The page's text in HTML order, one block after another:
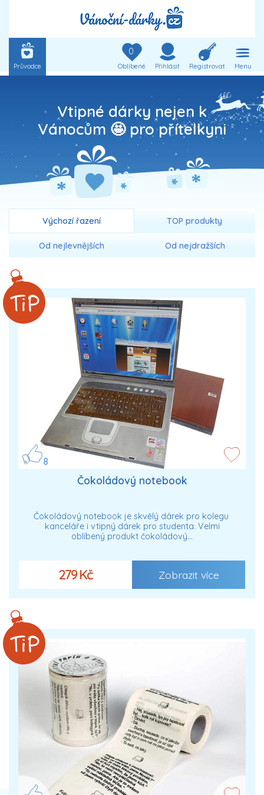
Průvodce
0
Oblíbené Přihlásit Registrovat Menu
Vtipné dárky nejen k
Vánocům 🤩 pro přítelkyni
Výchozí řazení TOP produkty
Od nejlevnějších Od nejdražších
8
Čokoládový notebook
Čokoládový notebook je skvělý dárek pro kolegu
kanceláře i vtipný dárek pro studenta. Velmi
oblíbený produkt čokoládový…
279 Kč Zobrazit více